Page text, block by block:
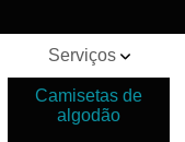
Serviços
Camisetas de
algodão